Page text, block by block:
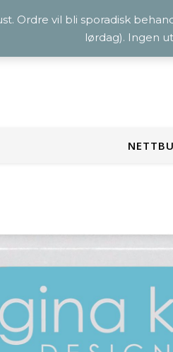
Ordre vil bli sporadisk
lørdag). Ingen